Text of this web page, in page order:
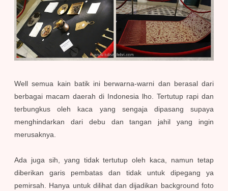
Well semua kain batik ini berwarna-warni dan berasal dari
berbagai macam daerah di Indonesia lho. Tertutup rapi dan
terbungkus oleh kaca yang sengaja dipasang supaya
menghindarkan dari debu dan tangan jahil yang ingin
merusaknya.
Ada juga sih, yang tidak tertutup oleh kaca, namun tetap
diberikan garis pembatas dan tidak untuk dipegang ya
pemirsah. Hanya untuk dilihat dan dijadikan background foto